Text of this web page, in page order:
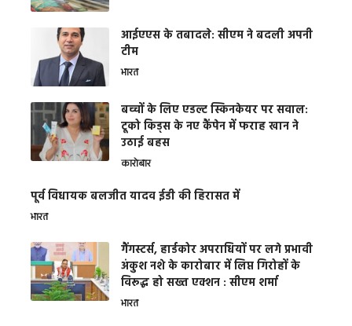
आईएएस के तबादले: सीएम ने बदली अपनी
टीम
भारत
बच्चों के लिए एडल्ट स्किनकेयर पर सवाल:
टूको किड्स के नए कैंपेन में फराह खान ने
उठाई बहस
कारोबार
पूर्व विधायक बलजीत यादव ईडी की हिरासत में
भारत
गैंगस्टर्स, हार्डकोर अपराधियों पर लगे प्रभावी
अंकुश नशे के कारोबार में लिप्त गिरोहों के
विरूद्ध हो सख्त एक्शन : सीएम शर्मा
भारत